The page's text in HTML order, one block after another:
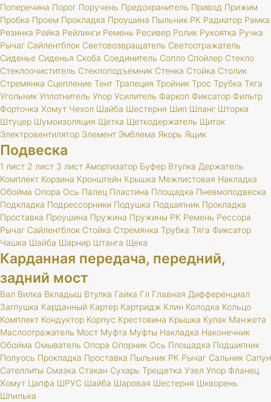
Поперечина Порог Поручень Предохранитель Привод Прижим
Пробка Проем Прокладка Проушина Пыльник РК Радиатор Рамка
Резинка Рейка Рейлинги Ремень Ресивер Ролик Рукоятка Ручка
Рычаг Сайлентблок Световозвращатель Светоотражатель
Сиденье Сиденья Скоба Соединитель Сопло Спойлер Стекло
Стеклоочиститель Стеклоподъемник Стенка Стойка Столик
Стремянка Сцепление Тент Трапеция Тройник Трос Трубка Тяга
Угольник Уплотнитель Упор Усилитель Фаркоп Фиксатор Фильтр
Форточка Хомут Чехол Шайба Шестерня Шип Шланг Шторка
Штуцер Шумоизоляция Щетка Щеткодержатель Щиток
Электровентилятор Элемент Эмблема Якорь Ящик
Подвеска
1 лист 2 лист 3 лист Амортизатор Буфер Втулка Держатель
Комплект Корзина Кронштейн Крышка Межлистовая Накладка
Обойма Опора Ось Палец Пластина Площадка Пневмоподвеска
Подкладка Подрессорники Подушка Подшипник Прокладка
Проставка Проушина Пружина Пружины РК Ремень Рессора
Рычаг Сайлентблок Стойка Стремянка Трубка Тяга Фиксатор
Чашка Шайба Шарнир Штанга Щека
Карданная передача, передний,
задний мост
Вал Вилка Вкладыш Втулка Гайка Гл Главная Дифференциал
Заглушка Карданный Картер Картридж Клин Колодка Кольцо
Комплект Кондуктор Корпус Крестовина Крышка Кулак Манжета
Маслоотражатель Мост Муфта Муфты Накладка Наконечник
Обойма Омыватель Опора Опорник Ось Площадка Подшипник
Полуось Прокладка Проставка Пыльник РК Рычаг Сальник Сапун
Сателлиты Смазка Стакан Сухарь Трещетка Узел Упор Фланец
Хомут Цапфа ШРУС Шайба Шаровая Шестерня Шкворень
Шпилька